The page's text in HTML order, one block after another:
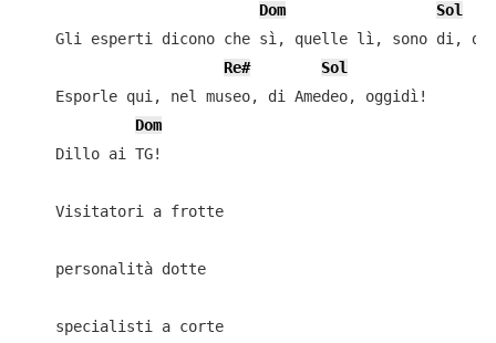
Dom
Sol
Gli esperti dicono che sì, quelle lì, sono di, di
Re#
Sol
    Esporle qui, nel museo, di Amedeo, oggidì!
Dom
    Dillo ai TG!
    Visitatori a frotte
    personalità dotte
    specialisti a corte